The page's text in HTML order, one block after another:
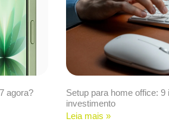
agora?
Setup para home office: 9
investimento
Leia mais »